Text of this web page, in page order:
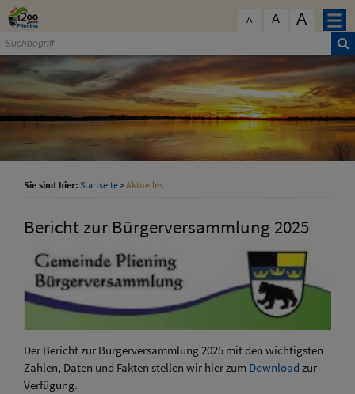
Zum Inhalt
A A A
Sie sind hier: Startseite>Aktuelles
Bericht zur Bürgerversammlung 2025
Der Bericht zur Bürgerversammlung 2025 mit den wichtigsten
Zahlen, Daten und Fakten stellen wir hier zum Download zur
Verfügung.
schließen